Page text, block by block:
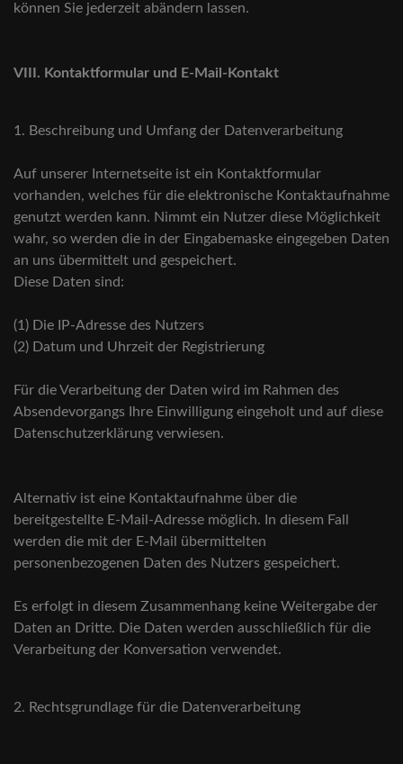
können Sie jederzeit abändern lassen.
VIII. Kontaktformular und E-Mail-Kontakt
1. Beschreibung und Umfang der Datenverarbeitung
Auf unserer Internetseite ist ein Kontaktformular
vorhanden, welches für die elektronische Kontaktaufnahme
genutzt werden kann. Nimmt ein Nutzer diese Möglichkeit
wahr, so werden die in der Eingabemaske eingegeben Daten
an uns übermittelt und gespeichert.
Diese Daten sind:
(1) Die IP-Adresse des Nutzers
(2) Datum und Uhrzeit der Registrierung
Für die Verarbeitung der Daten wird im Rahmen des
Absendevorgangs Ihre Einwilligung eingeholt und auf diese
Datenschutzerklärung verwiesen.
Alternativ ist eine Kontaktaufnahme über die
bereitgestellte E-Mail-Adresse möglich. In diesem Fall
werden die mit der E-Mail übermittelten
personenbezogenen Daten des Nutzers gespeichert.
Es erfolgt in diesem Zusammenhang keine Weitergabe der
Daten an Dritte. Die Daten werden ausschließlich für die
Verarbeitung der Konversation verwendet.
2. Rechtsgrundlage für die Datenverarbeitung